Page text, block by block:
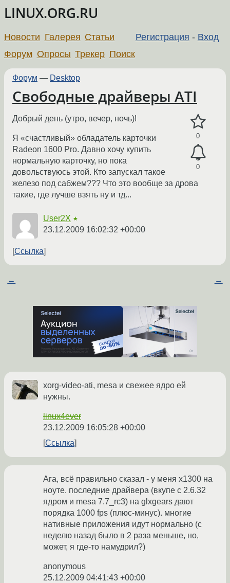
LINUX.ORG.RU
Регистрация - Вход
Новости Галерея Статьи
Форум Опросы Трекер Поиск
Форум — Desktop
Свободные драйверы ATI
0
0
Добрый день (утро, вечер, ночь)!
Я «счастливый» обладатель карточки
Radeon 1600 Pro. Давно хочу купить
нормальную карточку, но пока
довольствуюсь этой. Кто запускал такое
железо под сабжем??? Что это вообще за дрова
такие, где лучше взять ну и тд...
User2X ★
23.12.2009 16:02:32 +00:00
Ссылка
← →
xorg-video-ati, mesa и свежее ядро ей
нужны.
linux4ever
23.12.2009 16:05:28 +00:00
Ссылка
Ага, всё правильно сказал - у меня x1300 на
ноуте. последние драйвера (вкупе с 2.6.32
ядром и mesa 7.7_rc3) на glxgears дают
порядка 1000 fps (плюс-минус). многие
нативные приложения идут нормально (с
неделю назад было в 2 раза меньше, но,
может, я где-то намудрил?)
anonymous
25.12.2009 04:41:43 +00:00